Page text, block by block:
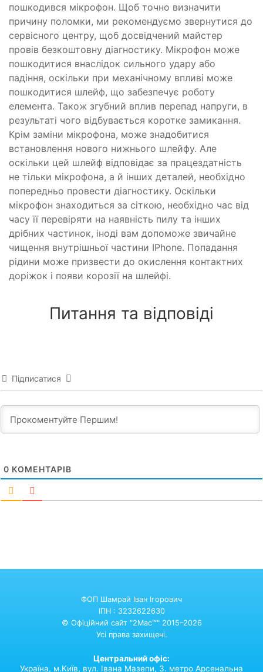
пошкодився мікрофон. Щоб точно визначити
причину поломки, ми рекомендуємо звернутися до
сервісного центру, щоб досвідчений майстер
провів безкоштовну діагностику. Мікрофон може
пошкодитися внаслідок сильного удару або
падіння, оскільки при механічному впливі може
пошкодитися шлейф, що забезпечує роботу
елемента. Також згубний вплив перепад напруги, в
результаті чого відбувається коротке замикання.
Крім заміни мікрофона, може знадобитися
встановлення нового нижнього шлейфу. Але
оскільки цей шлейф відповідає за працездатність
не тільки мікрофона, а й інших деталей, необхідно
попередньо провести діагностику. Оскільки
мікрофон знаходиться за сіткою, необхідно час від
часу її перевіряти на наявність пилу та інших
дрібних частинок, іноді вам допоможе звичайне
чищення внутрішньої частини IPhone. Попадання
рідини може призвести до окислення контактних
доріжок і появи корозії на шлейфі.
Питання та відповіді
Підписатися
0 КОМЕНТАРІВ
ФОП Шамрай Іван Ігорович
ІПН : 3232622630
© Офіційний сайт "2Mac™" 2015–2026
Усі права захищені.
Центральний офіс:
Україна, м.Київ, вул. Івана Мазепи, 3. метро Арсенальна